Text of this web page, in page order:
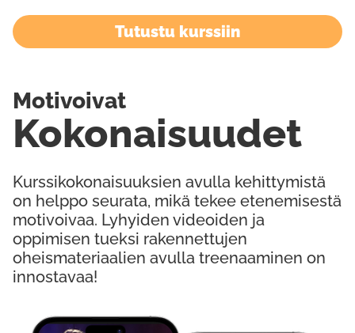
Tutustu kurssiin
Kurssikokonaisuuksien avulla kehittymistä
on helppo seurata, mikä tekee etenemisestä
motivoivaa. Lyhyiden videoiden ja
oppimisen tueksi rakennettujen
oheismateriaalien avulla treenaaminen on
innostavaa!
Kokonaisuudet
Motivoivat